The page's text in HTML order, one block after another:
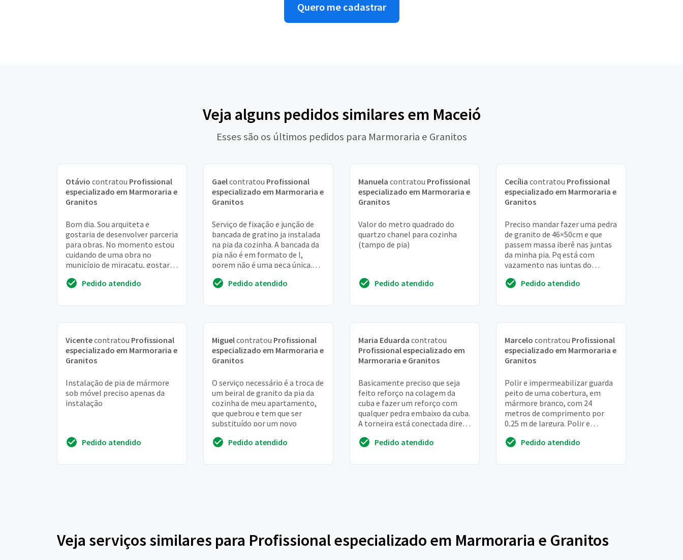
Quero me cadastrar
Veja alguns pedidos similares em Maceió
Esses são os últimos pedidos para Marmoraria e Granitos
Otávio contratou Profissional
especializado em Marmoraria e
Granitos
Bom dia. Sou arquiteta e
gostaria de desenvolver parceria
para obras. No momento estou
cuidando de uma obra no
município de miracatu, gostaria
nesta região.
Pedido atendido
Gaelcontratou Profissional
especializado em Marmoraria e
Granitos
Serviço de fixação e junção de
bancada de gratino ja instalada
na pia da cozinha. A bancada da
pia não é em formato de l,
porem não é uma peça única.
uma part...
Pedido atendido
Manuela contratou Profissional
especializado em Marmoraria e
Granitos
Valor do metro quadrado do
quartzo chanel para cozinha
(tampo de pia)
Pedido atendido
Cecília contratou Profissional
especializado em Marmoraria e
Granitos
Preciso mandar fazer uma pedra
de granito de 46×50cm e que
passem massa iberê nas juntas
da minha pia. Pq está com
vazamento nas juntas do
Pedido atendido
Vicentecontratou Profissional
especializado em Marmoraria e
Granitos
Instalação de pia de mármore
sob móvel preciso apenas da
instalação
Pedido atendido
Miguelcontratou Profissional
especializado em Marmoraria e
Granitos
O serviço necessário é a troca de
um beiral de granito da pia da
cozinha de meu apartamento,
que quebrou e tem que ser
substituído por um novo
Pedido atendido
Maria Eduarda contratou
Profissional especializado em
Marmoraria e Granitos
Basicamente preciso que seja
feito reforço na colagem da
cuba e fazer um reforço com
qualquer pedra embaixo da cuba.
A torneira está conectada direto
torneira es...
Pedido atendido
Marcelo contratou Profissional
especializado em Marmoraria e
Granitos
Polir e impermeabilizar guarda
peito de uma cobertura, em
mármore branco, com 24
metros de comprimento por
0,25 m de largura. Polir e
banheiro de granito de 1...
Pedido atendido
Veja serviços similares para Profissional especializado em Marmoraria e Granitos